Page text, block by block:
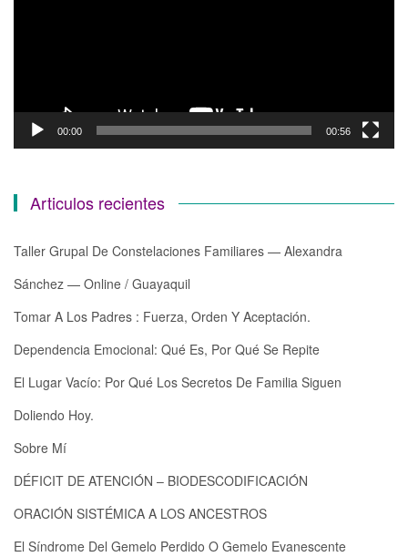
00:00 00:56
Articulos recientes
Taller Grupal De Constelaciones Familiares — Alexandra
Sánchez — Online / Guayaquil
Tomar A Los Padres : Fuerza, Orden Y Aceptación.
Dependencia Emocional: Qué Es, Por Qué Se Repite
El Lugar Vacío: Por Qué Los Secretos De Familia Siguen
Doliendo Hoy.
Sobre Mí
DÉFICIT DE ATENCIÓN – BIODESCODIFICACIÓN
ORACIÓN SISTÉMICA A LOS ANCESTROS
El Síndrome Del Gemelo Perdido O Gemelo Evanescente